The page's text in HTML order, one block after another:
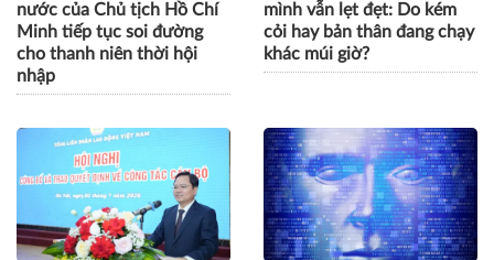
nước của Chủ tịch Hồ Chí
Minh tiếp tục soi đường
cho thanh niên thời hội
nhập
mình vẫn lẹt đẹt: Do kém
cỏi hay bản thân đang chạy
khác múi giờ?